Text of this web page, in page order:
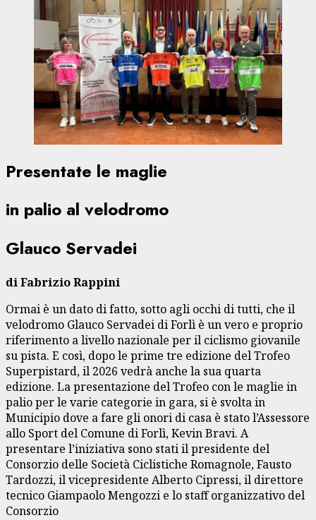
Presentate le maglie
in palio al velodromo
Glauco Servadei
di Fabrizio Rappini
Ormai è un dato di fatto, sotto agli occhi di tutti, che il
velodromo Glauco Servadei di Forlì è un vero e proprio
riferimento a livello nazionale per il ciclismo giovanile
su pista. E così, dopo le prime tre edizione del Trofeo
Superpistard, il 2026 vedrà anche la sua quarta
edizione. La presentazione del Trofeo con le maglie in
palio per le varie categorie in gara, si è svolta in
Municipio dove a fare gli onori di casa è stato l’Assessore
allo Sport del Comune di Forlì, Kevin Bravi. A
presentare l’iniziativa sono stati il presidente del
Consorzio delle Società Ciclistiche Romagnole, Fausto
Tardozzi, il vicepresidente Alberto Cipressi, il direttore
tecnico Giampaolo Mengozzi e lo staff organizzativo del
Consorzio